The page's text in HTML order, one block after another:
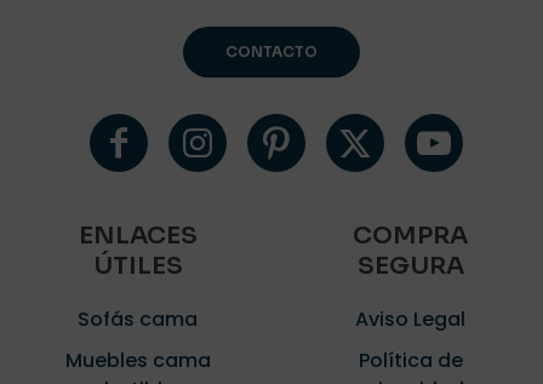
CONTACTO
ENLACES
ÚTILES
Sofás cama
Muebles cama
COMPRA
SEGURA
Aviso Legal
Política de